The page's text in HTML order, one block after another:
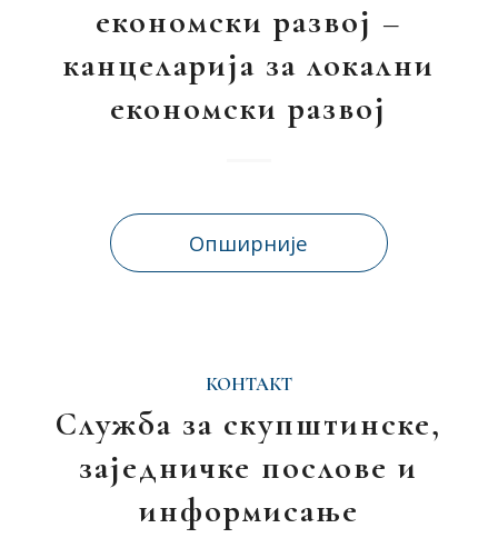
економски развој –
канцеларија за локални
економски развој
Опширније
КОНТАКТ
Служба за скупштинске,
заједничке послове и
информисање